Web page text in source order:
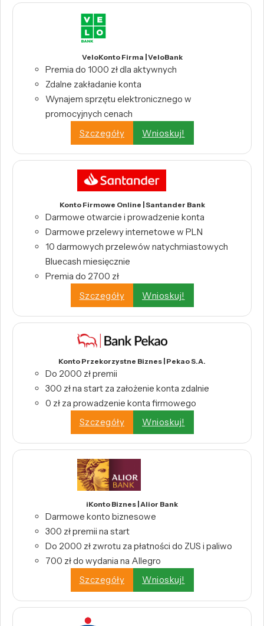
VeloKonto Firma | VeloBank
Premia do 1000 zł dla aktywnych
Zdalne zakładanie konta
Wynajem sprzętu elektronicznego w
promocyjnych cenach
Szczegóły
Wnioskuj!
Konto Firmowe Online | Santander Bank
Darmowe otwarcie i prowadzenie konta
Darmowe przelewy internetowe w PLN
10 darmowych przelewów natychmiastowych
Bluecash miesięcznie
Premia do 2700 zł
Szczegóły
Wnioskuj!
Konto Przekorzystne Biznes | Pekao S.A.
Do 2000 zł premii
300 zł na start za założenie konta zdalnie
0 zł za prowadzenie konta firmowego
Szczegóły
Wnioskuj!
iKonto Biznes | Alior Bank
Darmowe konto biznesowe
300 zł premii na start
Do 2000 zł zwrotu za płatności do ZUS i paliwo
700 zł do wydania na Allegro
Szczegóły
Wnioskuj!